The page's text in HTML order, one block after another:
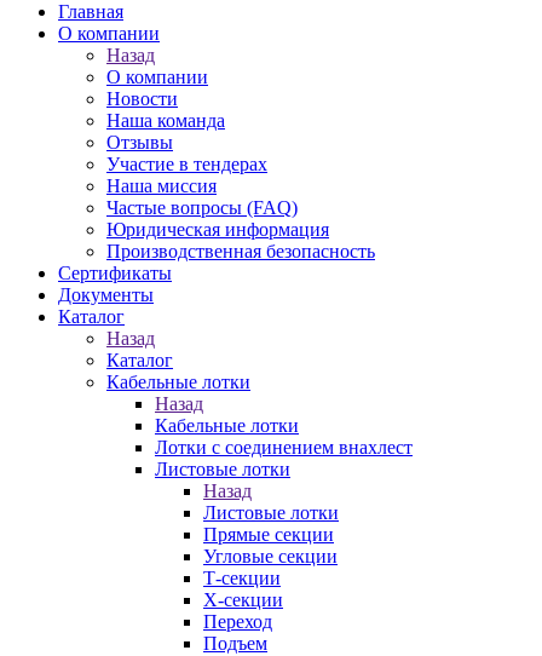
Главная
О компании
Назад
О компании
Новости
Наша команда
Отзывы
Участие в тендерах
Наша миссия
Частые вопросы (FAQ)
Юридическая информация
Производственная безопасность
Сертификаты
Документы
Каталог
Назад
Каталог
Кабельные лотки
Назад
Кабельные лотки
Лотки с соединением внахлест
Листовые лотки
Назад
Листовые лотки
Прямые секции
Угловые секции
Т-секции
Х-секции
Переход
Подъем